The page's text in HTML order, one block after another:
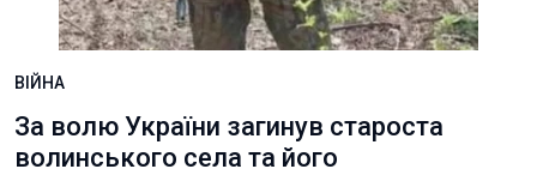
ВІЙНА
За волю України загинув староста
волинського села та його